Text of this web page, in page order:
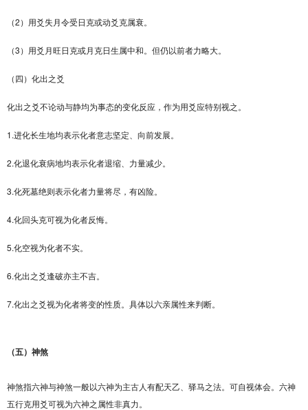
（2）用爻失月令受日克或动爻克属衰。
（3）用爻月旺日克或月克日生属中和。但仍以前者力略大。
（四）化出之爻
化出之爻不论动与静均为事态的变化反应，作为用爻应特别视之。
1.进化长生地均表示化者意志坚定、向前发展。
2.化退化衰病地均表示化者退缩、力量减少。
3.化死墓绝则表示化者力量将尽，有凶险。
4.化回头克可视为化者反悔。
5.化空视为化者不实。
6.化出之爻逢破亦主不吉。
7.化出之爻视为化者将变的性质。具体以六亲属性来判断。
（五）神煞
神煞指六神与神煞一般以六神为主古人有配天乙、驿马之法。可自视体会。六神
五行克用爻可视为六神之属性非真力。